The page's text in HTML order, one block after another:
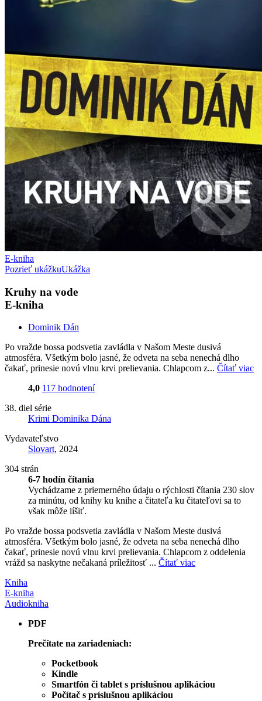
E-kniha
Pozrieť ukážkuUkážka
Kruhy na vode
E-kniha
Dominik Dán
Po vražde bossa podsvetia zavládla v Našom Meste dusivá
atmosféra. Všetkým bolo jasné, že odveta na seba nenechá dlho
čakať, prinesie novú vlnu krvi prelievania. Chlapcom z... Čítať viac
4,0 117 hodnotení
38. diel série
Krimi Dominika Dána
Vydavateľstvo
Slovart, 2024
304 strán
6-7 hodín čítania
Vychádzame z priemerného údaju o rýchlosti čítania 230 slov
za minútu, od knihy ku knihe a čitateľa ku čitateľovi sa to
však môže líšiť.
Po vražde bossa podsvetia zavládla v Našom Meste dusivá
atmosféra. Všetkým bolo jasné, že odveta na seba nenechá dlho
čakať, prinesie novú vlnu krvi prelievania. Chlapcom z oddelenia
vrážd sa naskytne nečakaná príležitosť ... Čítať viac
Kniha
E-kniha
Audiokniha
PDF
Prečítate na zariadeniach:
Pocketbook
Kindle
Smartfón či tablet s príslušnou aplikáciou
Počítač s príslušnou aplikáciou